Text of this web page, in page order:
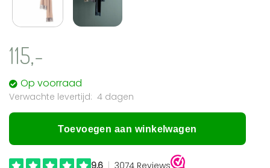
115,-
Op voorraad
4 dagen
Toevoegen aan winkelwagen